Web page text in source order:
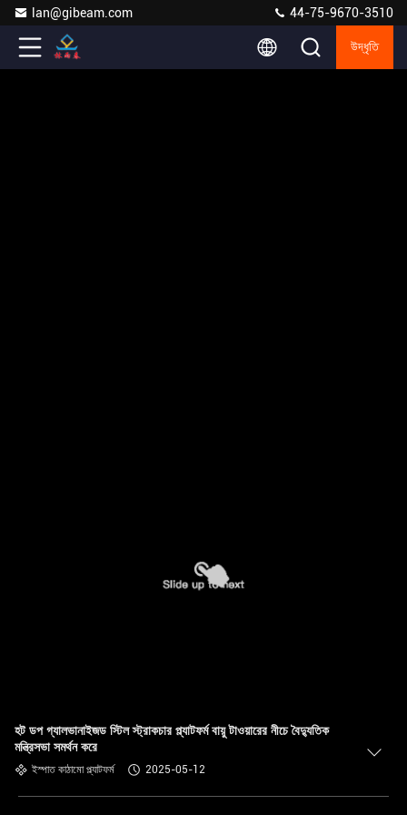
lan@gibeam.com 44-75-9670-3510
উদ্ধৃতি
হট ডপ গ্যালভানাইজড স্টিল স্ট্রাকচার প্ল্যাটফর্ম বায়ু টাওয়ারের নীচে বৈদ্যুতিক
মন্ত্রিসভা সমর্থন করে
ইস্পাত কাঠামো প্ল্যাটফর্ম 2025-05-12